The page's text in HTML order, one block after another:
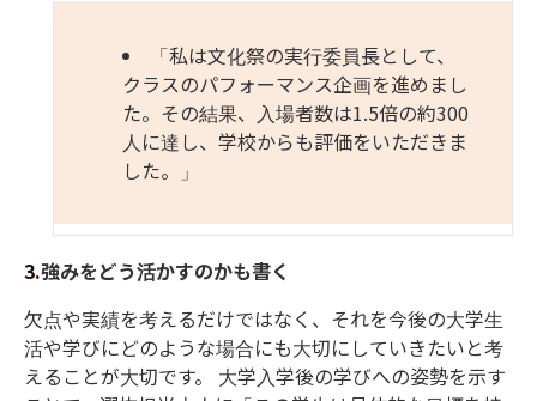
「私は文化祭の実行委員長として、
クラスのパフォーマンス企画を進めまし
た。その結果、入場者数は1.5倍の約300
人に達し、学校からも評価をいただきま
した。」
3.強みをどう活かすのかも書く
欠点や実績を考えるだけではなく、それを今後の大学生
活や学びにどのような場合にも大切にしていきたいと考
えることが大切です。 大学入学後の学びへの姿勢を示す